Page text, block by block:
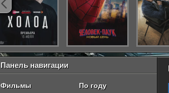
Панель навигации
Фильмы По году